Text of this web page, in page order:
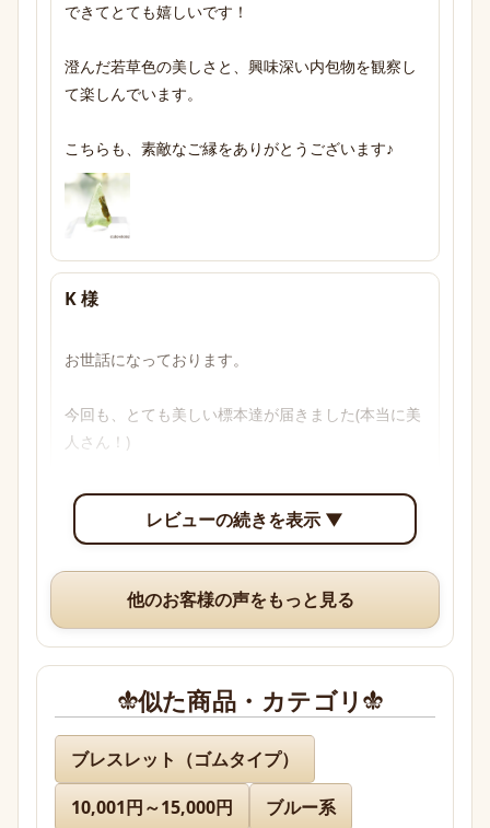
できてとても嬉しいです！
澄んだ若草色の美しさと、興味深い内包物を観察し
て楽しんでいます。
こちらも、素敵なご縁をありがとうございます♪
K 様
お世話になっております。
今回も、とても美しい標本達が届きました(本当に美
人さん！)
透明感のあるブルーからパープル、多色性がはっき
り確認できて眺めていて楽しいです。
いつも、丁寧な梱包や手書きのメッセージ、そして
素敵なオマケまでありがとうございますm(*_ _)m
名無し 様
先日通販を利用させて頂きましたが迅速に対応、お
レビューの続きを表示 ▼
他のお客様の声をもっと見る
似た商品・カテゴリ
ブレスレット（ゴムタイプ）
10,001円～15,000円
ブルー系